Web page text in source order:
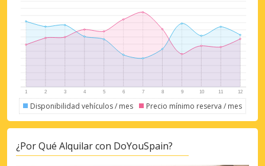
Disponibilidad vehículos / mes Precio mínimo reserva / mes
¿Por Qué Alquilar con DoYouSpain?